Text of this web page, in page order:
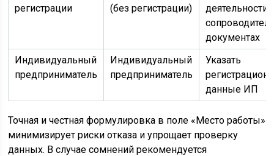
регистрации
(без регистрации)
деятельности
документах
Индивидуальный
предприниматель
Индивидуальный
предприниматель
Указать
данные ИП
Точная и честная формулировка в поле «Место работы»
минимизирует риски отказа и упрощает проверку
данных. В случае сомнений рекомендуется